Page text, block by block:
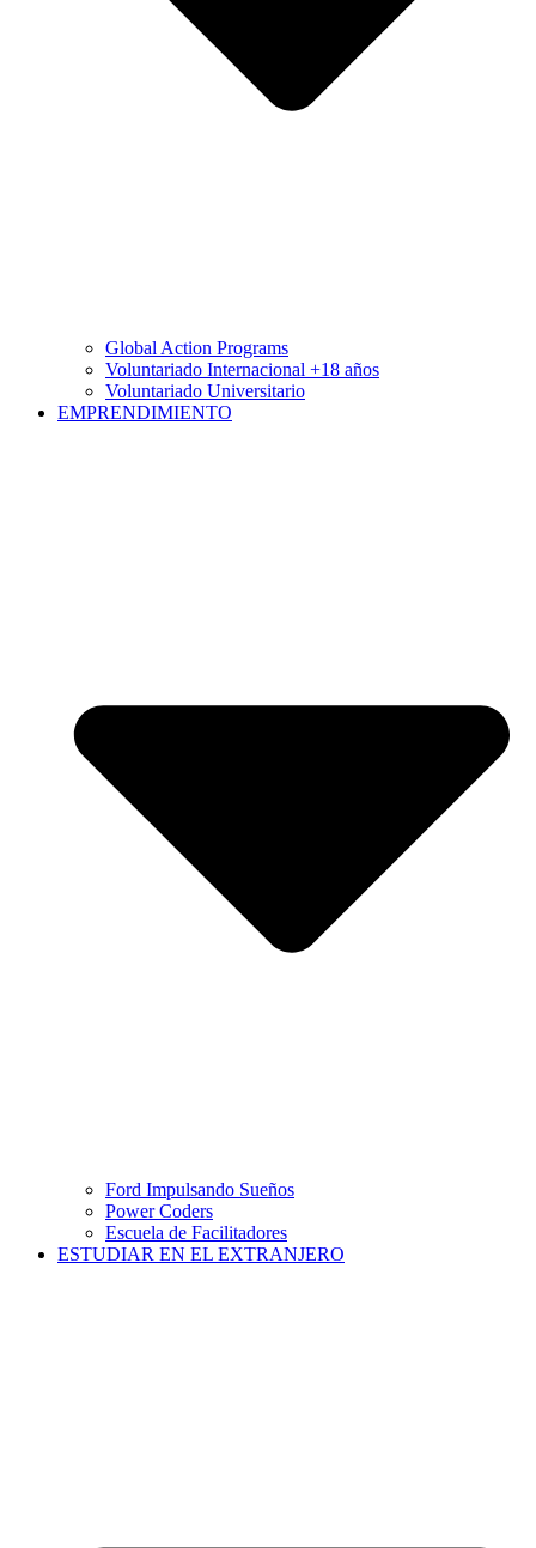
Global Action Programs
Voluntariado Internacional +18 años
Voluntariado Universitario
EMPRENDIMIENTO
Ford Impulsando Sueños
Power Coders
Escuela de Facilitadores
ESTUDIAR EN EL EXTRANJERO